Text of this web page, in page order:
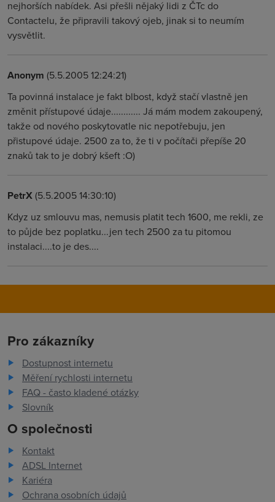
nejhorších nabídek. Asi přešli nějaký lidi z ČTc do
Contactelu, že připravili takový ojeb, jinak si to neumím
vysvětlit.
Anonym (5.5.2005 12:24:21)
Ta povinná instalace je fakt blbost, když stačí vlastně jen
změnit přístupové údaje............ Já mám modem zakoupený,
takže od nového poskytovatle nic nepotřebuju, jen
přistupové údaje. 2500 za to, že ti v počítači přepíše 20
znaků tak to je dobrý kšeft :O)
PetrX(5.5.2005 14:30:10)
Kdyz uz smlouvu mas, nemusis platit tech 1600, me rekli, ze
to půjde bez poplatku...jen tech 2500 za tu pitomou
instalaci....to je des....
Pro zákazníky
Dostupnost internetu
Měření rychlosti internetu
FAQ - často kladené otázky
Slovník
O společnosti
Kontakt
ADSL Internet
Kariéra
Ochrana osobních údajů